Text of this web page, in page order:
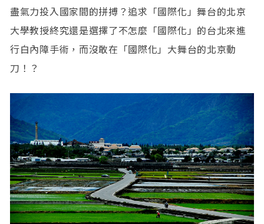
盡氣力投入國家間的拼搏？追求「國際化」舞台的北京
大學教授終究還是選擇了不怎麼「國際化」的台北來進
行白內障手術，而沒敢在「國際化」大舞台的北京動
刀！？